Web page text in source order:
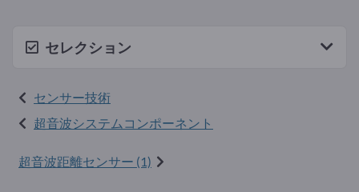
セレクション
センサー技術
超音波システムコンポーネント
超音波距離センサー (1)